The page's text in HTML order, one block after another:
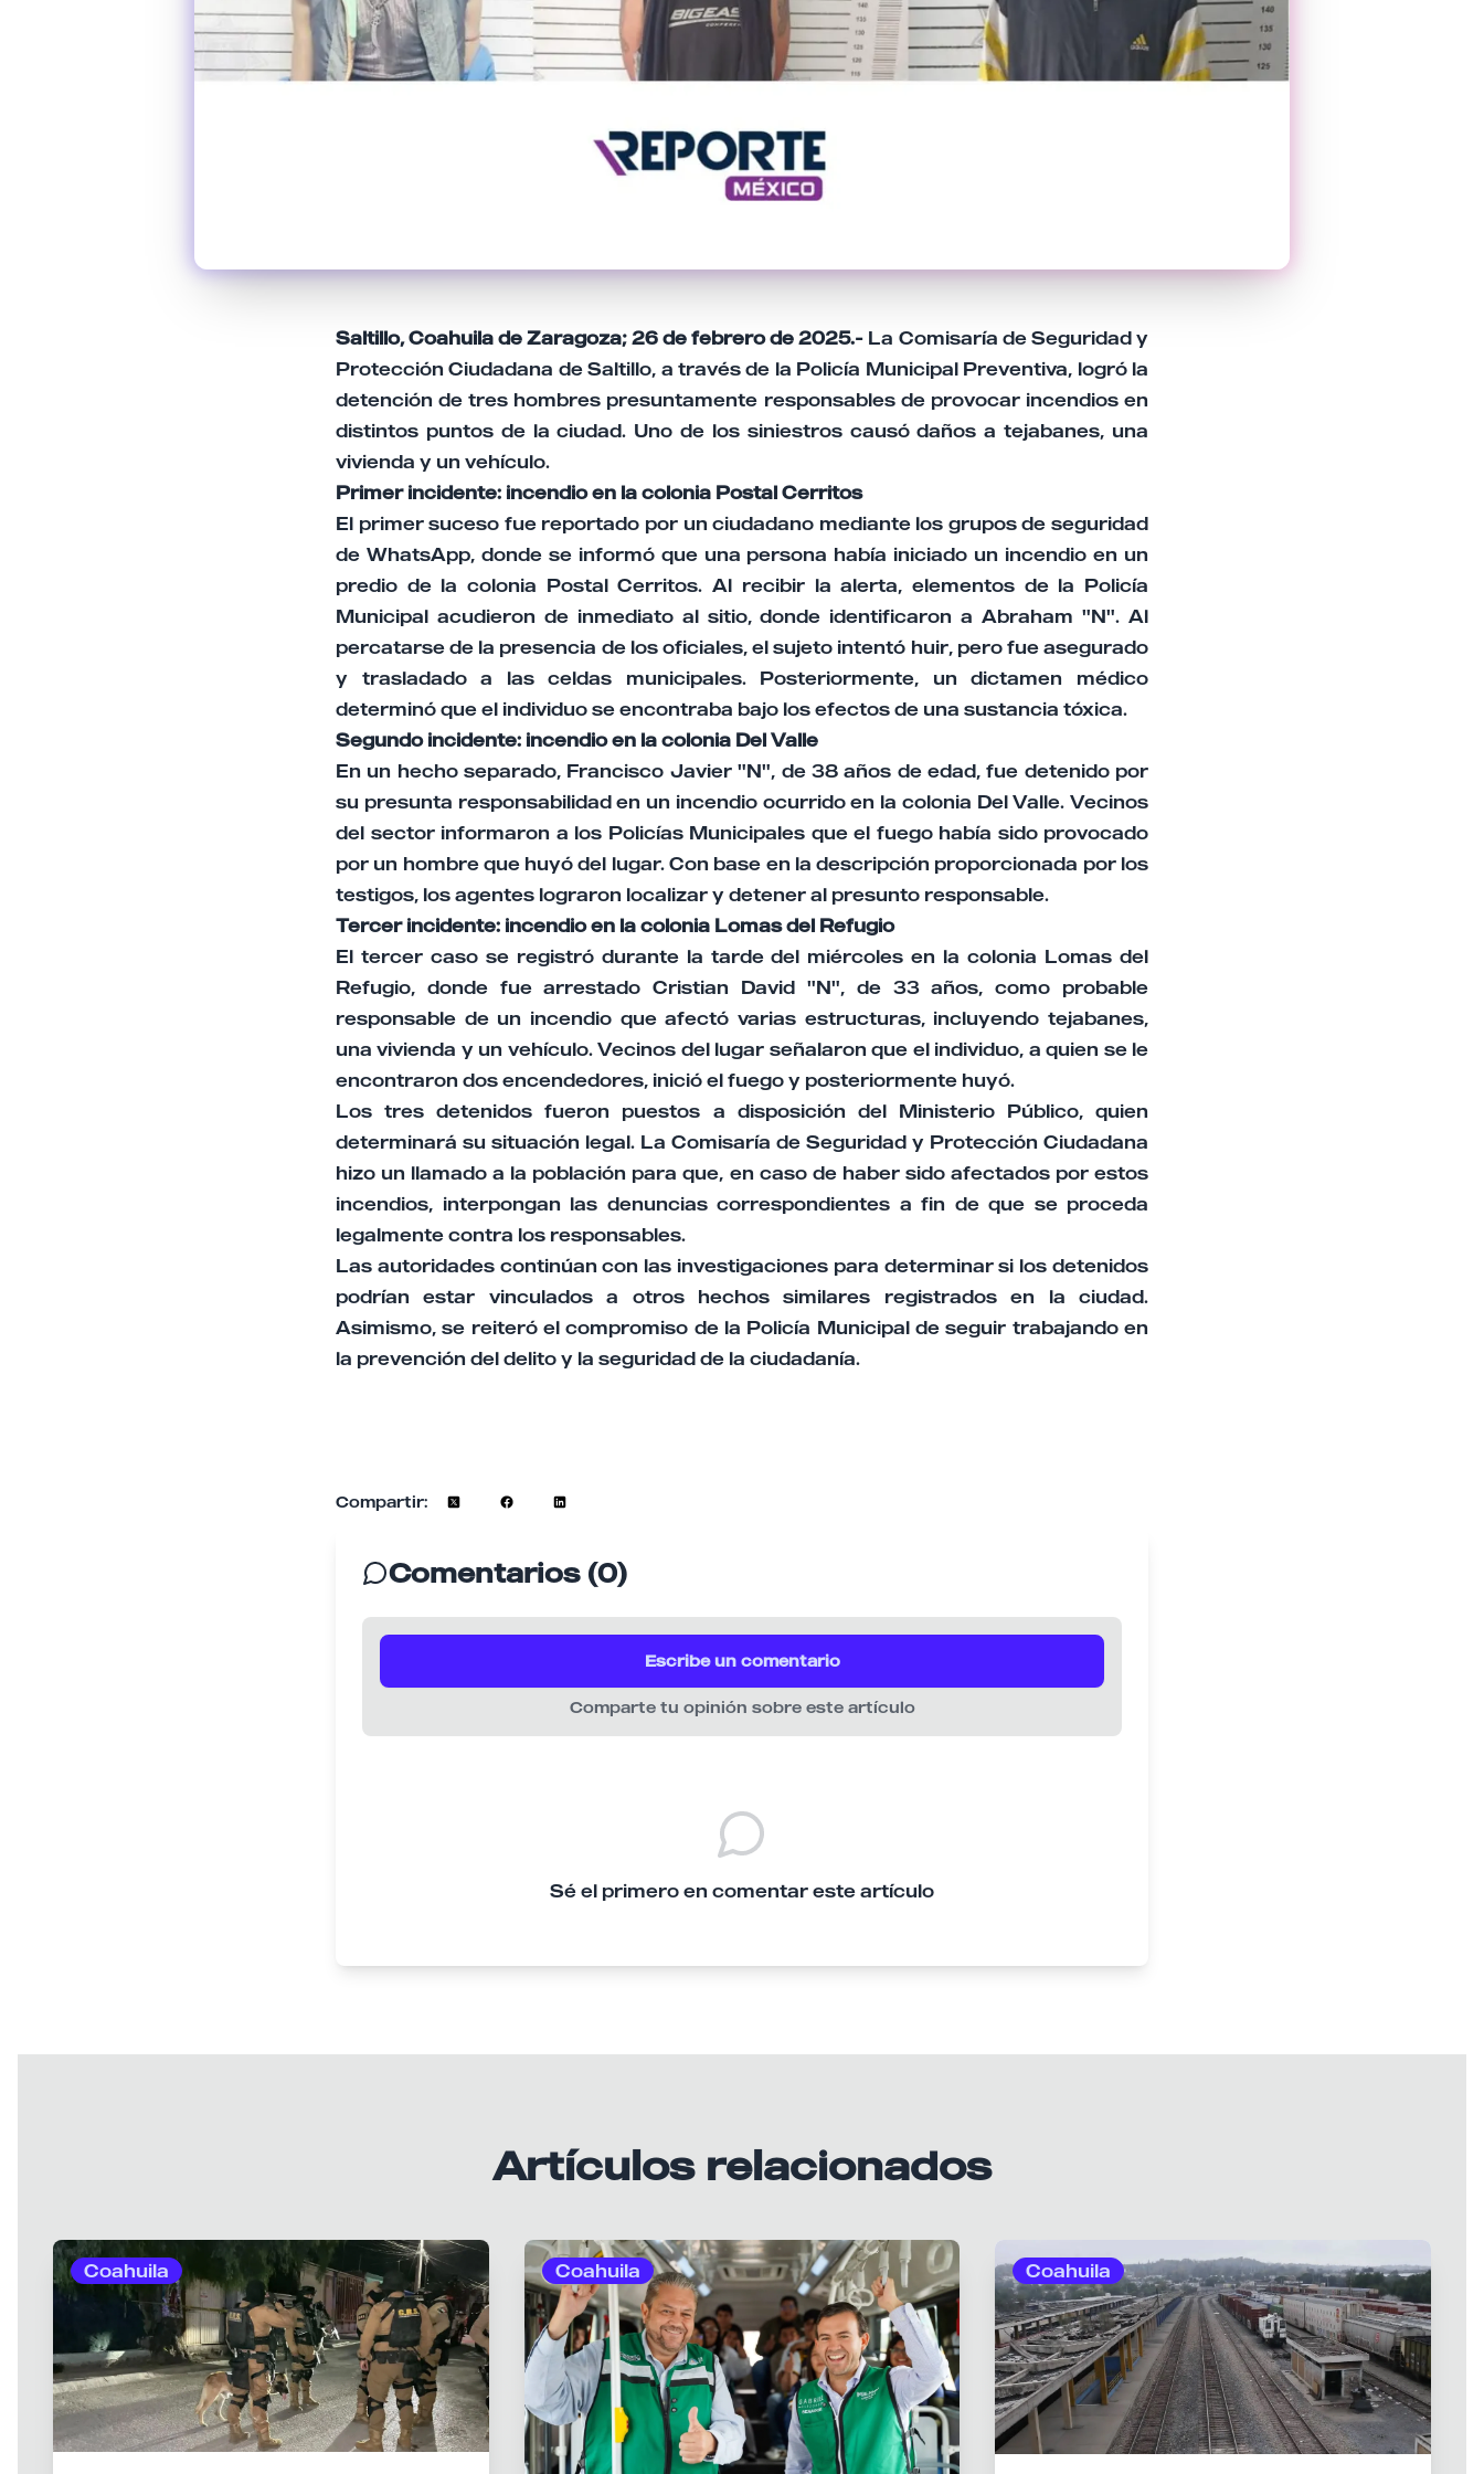
Saltillo, Coahuila de Zaragoza; 26 de febrero de 2025.- La Comisaría de Seguridad y
Protección Ciudadana de Saltillo, a través de la Policía Municipal Preventiva, logró la
detención de tres hombres presuntamente responsables de provocar incendios en
distintos puntos de la ciudad. Uno de los siniestros causó daños a tejabanes, una
vivienda y un vehículo.
Primer incidente: incendio en la colonia Postal Cerritos
El primer suceso fue reportado por un ciudadano mediante los grupos de seguridad
de WhatsApp, donde se informó que una persona había iniciado un incendio en un
predio de la colonia Postal Cerritos. Al recibir la alerta, elementos de la Policía
Municipal acudieron de inmediato al sitio, donde identificaron a Abraham "N". Al
percatarse de la presencia de los oficiales, el sujeto intentó huir, pero fue asegurado
y trasladado a las celdas municipales. Posteriormente, un dictamen médico
determinó que el individuo se encontraba bajo los efectos de una sustancia tóxica.
Segundo incidente: incendio en la colonia Del Valle
En un hecho separado, Francisco Javier "N", de 38 años de edad, fue detenido por
su presunta responsabilidad en un incendio ocurrido en la colonia Del Valle. Vecinos
del sector informaron a los Policías Municipales que el fuego había sido provocado
por un hombre que huyó del lugar. Con base en la descripción proporcionada por los
testigos, los agentes lograron localizar y detener al presunto responsable.
Tercer incidente: incendio en la colonia Lomas del Refugio
El tercer caso se registró durante la tarde del miércoles en la colonia Lomas del
Refugio, donde fue arrestado Cristian David "N", de 33 años, como probable
responsable de un incendio que afectó varias estructuras, incluyendo tejabanes,
una vivienda y un vehículo. Vecinos del lugar señalaron que el individuo, a quien se le
encontraron dos encendedores, inició el fuego y posteriormente huyó.
Los tres detenidos fueron puestos a disposición del Ministerio Público, quien
determinará su situación legal. La Comisaría de Seguridad y Protección Ciudadana
hizo un llamado a la población para que, en caso de haber sido afectados por estos
incendios, interpongan las denuncias correspondientes a fin de que se proceda
legalmente contra los responsables.
Las autoridades continúan con las investigaciones para determinar si los detenidos
podrían estar vinculados a otros hechos similares registrados en la ciudad.
Asimismo, se reiteró el compromiso de la Policía Municipal de seguir trabajando en
la prevención del delito y la seguridad de la ciudadanía.
Compartir:
Comentarios (0)
Escribe un comentario
Comparte tu opinión sobre este artículo
Sé el primero en comentar este artículo
Artículos relacionados
Coahuila Coahuila Coahuila